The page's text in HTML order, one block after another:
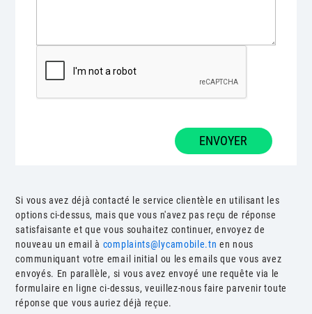
Si vous avez déjà contacté le service clientèle en utilisant les
options ci-dessus, mais que vous n'avez pas reçu de réponse
satisfaisante et que vous souhaitez continuer, envoyez de
nouveau un email à complaints@lycamobile.tn en nous
communiquant votre email initial ou les emails que vous avez
envoyés. En parallèle, si vous avez envoyé une requête via le
formulaire en ligne ci-dessus, veuillez-nous faire parvenir toute
réponse que vous auriez déjà reçue.